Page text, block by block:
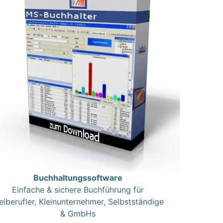
Buchhaltungssoftware
Einfache & sichere Buchführung für
Kleinunternehmer, Selbstständige
& GmbHs